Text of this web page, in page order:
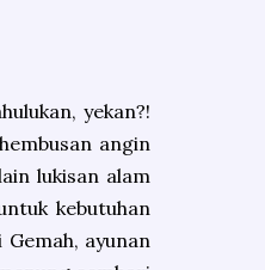
yekan?!
angin
lukisan alam
kebutuhan
ayunan